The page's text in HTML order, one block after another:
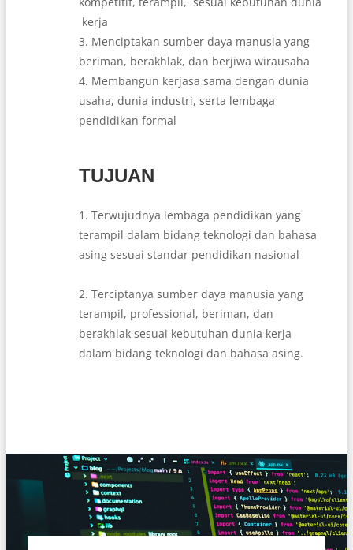
kerja
3. Menciptakan sumber daya manusia yang
beriman, berakhlak, dan berjiwa wirausaha
4. Membangun kerjasa sama dengan dunia
usaha, dunia industri, serta lembaga
pendidikan formal
TUJUAN
1. Terwujudnya lembaga pendidikan yang
terampil dalam bidang teknologi dan bahasa
asing sesuai standar pendidikan nasional
2. Terciptanya sumber daya manusia yang
terampil, professional, beriman, dan
berakhlak sesuai kebutuhan dunia kerja
dalam bidang teknologi dan bahasa asing.